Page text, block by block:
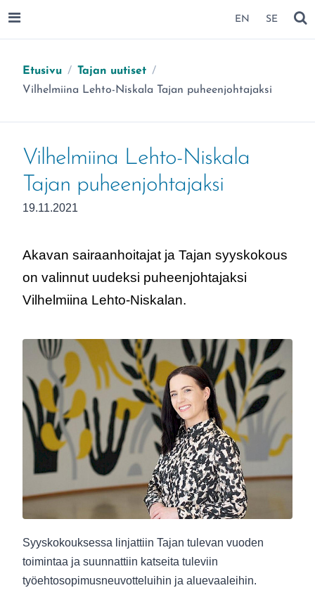
SIIRRY SIVUN SISÄLTÖÖN EN SE
Etusivu / Tajan uutiset /
Olet täällä:
Vilhelmiina Lehto-Niskala Tajan puheenjohtajaksi
Vilhelmiina Lehto-Niskala
Tajan puheenjohtajaksi
Julkaistu:
19.11.2021
Akavan sairaanhoitajat ja Tajan syyskokous
on valinnut uudeksi puheenjohtajaksi
Vilhelmiina Lehto-Niskalan.
Syyskokouksessa linjattiin Tajan tulevan vuoden
toimintaa ja suunnattiin katseita tuleviin
työehtosopimusneuvotteluihin ja aluevaaleihin.